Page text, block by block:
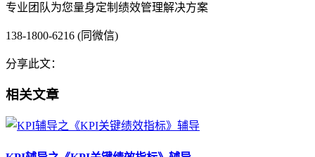
专业团队为您量身定制绩效管理解决方案
138-1800-6216 (同微信)
分享此文：
相关文章